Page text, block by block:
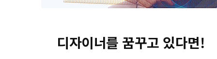
디자이너를 꿈꾸고 있다면!